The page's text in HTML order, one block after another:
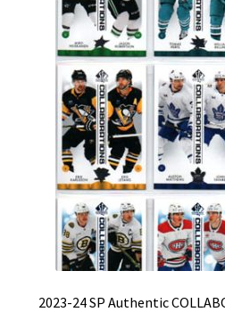
2023-24 SP Authentic